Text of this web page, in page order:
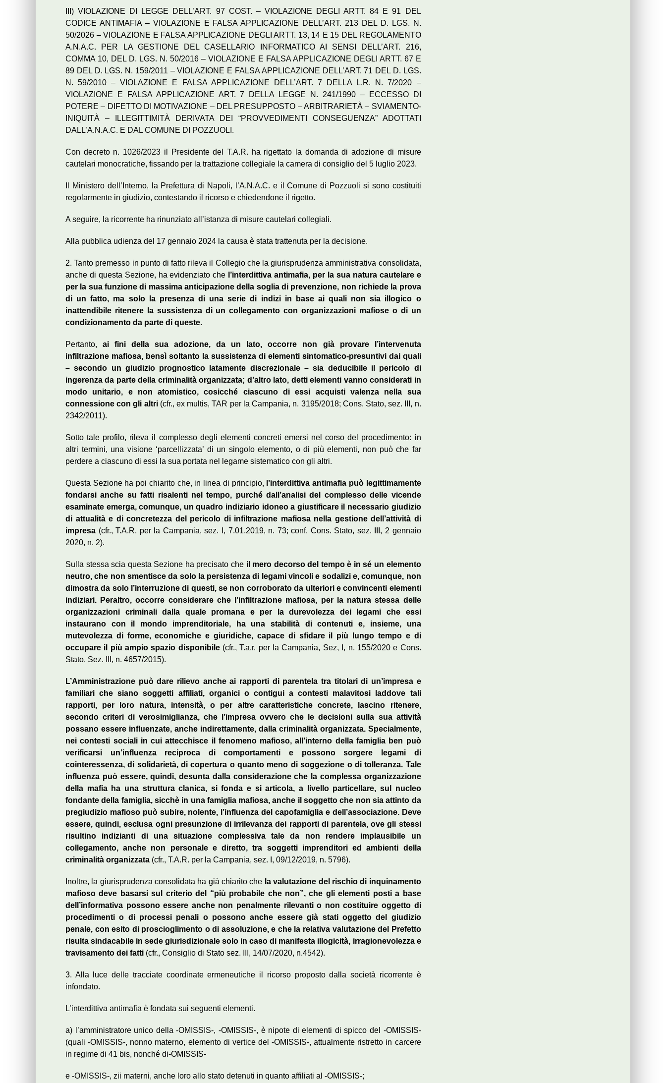
III) VIOLAZIONE DI LEGGE DELL’ART. 97 COST. – VIOLAZIONE DEGLI ARTT. 84 E 91 DEL
CODICE ANTIMAFIA – VIOLAZIONE E FALSA APPLICAZIONE DELL’ART. 213 DEL D. LGS. N.
50/2026 – VIOLAZIONE E FALSA APPLICAZIONE DEGLI ARTT. 13, 14 E 15 DEL REGOLAMENTO
A.N.A.C. PER LA GESTIONE DEL CASELLARIO INFORMATICO AI SENSI DELL’ART. 216,
COMMA 10, DEL D. LGS. N. 50/2016 – VIOLAZIONE E FALSA APPLICAZIONE DEGLI ARTT. 67 E
89 DEL D. LGS. N. 159/2011 – VIOLAZIONE E FALSA APPLICAZIONE DELL’ART. 71 DEL D. LGS.
N. 59/2010 – VIOLAZIONE E FALSA APPLICAZIONE DELL’ART. 7 DELLA L.R. N. 7/2020 –
VIOLAZIONE E FALSA APPLICAZIONE ART. 7 DELLA LEGGE N. 241/1990 – ECCESSO DI
POTERE – DIFETTO DI MOTIVAZIONE – DEL PRESUPPOSTO – ARBITRARIETÀ – SVIAMENTO-
INIQUITÀ – ILLEGITTIMITÀ DERIVATA DEI “PROVVEDIMENTI CONSEGUENZA” ADOTTATI
DALL’A.N.A.C. E DAL COMUNE DI POZZUOLI.
Con decreto n. 1026/2023 il Presidente del T.A.R. ha rigettato la domanda di adozione di misure
cautelari monocratiche, fissando per la trattazione collegiale la camera di consiglio del 5 luglio 2023.
Il Ministero dell’Interno, la Prefettura di Napoli, l’A.N.A.C. e il Comune di Pozzuoli si sono costituiti
regolarmente in giudizio, contestando il ricorso e chiedendone il rigetto.
A seguire, la ricorrente ha rinunziato all’istanza di misure cautelari collegiali.
Alla pubblica udienza del 17 gennaio 2024 la causa è stata trattenuta per la decisione.
2. Tanto premesso in punto di fatto rileva il Collegio che la giurisprudenza amministrativa consolidata,
anche di questa Sezione, ha evidenziato che l’interdittiva antimafia, per la sua natura cautelare e
per la sua funzione di massima anticipazione della soglia di prevenzione, non richiede la prova
di un fatto, ma solo la presenza di una serie di indizi in base ai quali non sia illogico o
inattendibile ritenere la sussistenza di un collegamento con organizzazioni mafiose o di un
condizionamento da parte di queste.
Pertanto,ai fini della sua adozione, da un lato, occorre non già provare l’intervenuta
infiltrazione mafiosa, bensì soltanto la sussistenza di elementi sintomatico-presuntivi dai quali
– secondo un giudizio prognostico latamente discrezionale – sia deducibile il pericolo di
ingerenza da parte della criminalità organizzata; d’altro lato, detti elementi vanno considerati in
modo unitario, e non atomistico, cosicché ciascuno di essi acquisti valenza nella sua
connessione con gli altri(cfr., ex multis, TAR per la Campania, n. 3195/2018; Cons. Stato, sez. III, n.
2342/2011).
Sotto tale profilo, rileva il complesso degli elementi concreti emersi nel corso del procedimento: in
altri termini, una visione ‘parcellizzata’ di un singolo elemento, o di più elementi, non può che far
perdere a ciascuno di essi la sua portata nel legame sistematico con gli altri.
Questa Sezione ha poi chiarito che, in linea di principio, l’interdittiva antimafia può legittimamente
fondarsi anche su fatti risalenti nel tempo, purché dall’analisi del complesso delle vicende
esaminate emerga, comunque, un quadro indiziario idoneo a giustificare il necessario giudizio
di attualità e di concretezza del pericolo di infiltrazione mafiosa nella gestione dell’attività di
impresa (cfr., T.A.R. per la Campania, sez. I, 7.01.2019, n. 73; conf. Cons. Stato, sez. III, 2 gennaio
2020, n. 2).
Sulla stessa scia questa Sezione ha precisato cheil mero decorso del tempo è in sé un elemento
neutro, che non smentisce da solo la persistenza di legami vincoli e sodalizi e, comunque, non
dimostra da solo l’interruzione di questi, se non corroborato da ulteriori e convincenti elementi
indiziari. Peraltro, occorre considerare che l’infiltrazione mafiosa, per la natura stessa delle
organizzazioni criminali dalla quale promana e per la durevolezza dei legami che essi
instaurano con il mondo imprenditoriale, ha una stabilità di contenuti e, insieme, una
mutevolezza di forme, economiche e giuridiche, capace di sfidare il più lungo tempo e di
occupare il più ampio spazio disponibile(cfr., T.a.r. per la Campania, Sez, I, n. 155/2020 e Cons.
Stato, Sez. III, n. 4657/2015).
L’Amministrazione può dare rilievo anche ai rapporti di parentela tra titolari di un’impresa e
familiari che siano soggetti affiliati, organici o contigui a contesti malavitosi laddove tali
rapporti, per loro natura, intensità, o per altre caratteristiche concrete, lascino ritenere,
secondo criteri di verosimiglianza, che l’impresa ovvero che le decisioni sulla sua attività
possano essere influenzate, anche indirettamente, dalla criminalità organizzata. Specialmente,
nei contesti sociali in cui attecchisce il fenomeno mafioso, all’interno della famiglia ben può
verificarsi un’influenza reciproca di comportamenti e possono sorgere legami di
cointeressenza, di solidarietà, di copertura o quanto meno di soggezione o di tolleranza. Tale
influenza può essere, quindi, desunta dalla considerazione che la complessa organizzazione
della mafia ha una struttura clanica, si fonda e si articola, a livello particellare, sul nucleo
fondante della famiglia, sicchè in una famiglia mafiosa, anche il soggetto che non sia attinto da
pregiudizio mafioso può subire, nolente, l’influenza del capofamiglia e dell’associazione. Deve
essere, quindi, esclusa ogni presunzione di irrilevanza dei rapporti di parentela, ove gli stessi
risultino indizianti di una situazione complessiva tale da non rendere implausibile un
collegamento, anche non personale e diretto, tra soggetti imprenditori ed ambienti della
criminalità organizzata (cfr., T.A.R. per la Campania, sez. I, 09/12/2019, n. 5796).
Inoltre, la giurisprudenza consolidata ha già chiarito che la valutazione del rischio di inquinamento
mafioso deve basarsi sul criterio del “più probabile che non”, che gli elementi posti a base
dell’informativa possono essere anche non penalmente rilevanti o non costituire oggetto di
procedimenti o di processi penali o possono anche essere già stati oggetto del giudizio
penale, con esito di proscioglimento o di assoluzione, e che la relativa valutazione del Prefetto
risulta sindacabile in sede giurisdizionale solo in caso di manifesta illogicità, irragionevolezza e
travisamento dei fatti (cfr., Consiglio di Stato sez. III, 14/07/2020, n.4542).
3. Alla luce delle tracciate coordinate ermeneutiche il ricorso proposto dalla società ricorrente è
infondato.
L’interdittiva antimafia è fondata sui seguenti elementi.
a) l’amministratore unico della -OMISSIS-, -OMISSIS-, è nipote di elementi di spicco del -OMISSIS-
(quali -OMISSIS-, nonno materno, elemento di vertice del -OMISSIS-, attualmente ristretto in carcere
in regime di 41 bis, nonché di-OMISSIS-
e -OMISSIS-, zii materni, anche loro allo stato detenuti in quanto affiliati al -OMISSIS-;